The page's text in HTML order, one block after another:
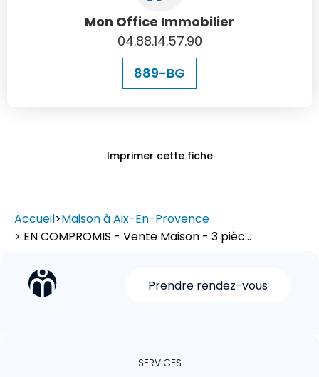
Mon Office Immobilier
04.88.14.57.90
889-BG
Imprimer cette fiche
Accueil>Maison à Aix-En-Provence
> EN COMPROMIS - Vente Maison - 3 pièc...
Prendre rendez-vous
SERVICES